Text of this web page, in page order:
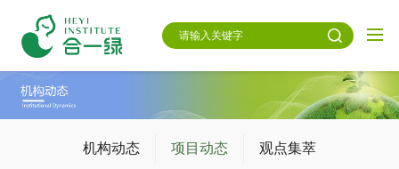
机构动态 项目动态 观点集萃